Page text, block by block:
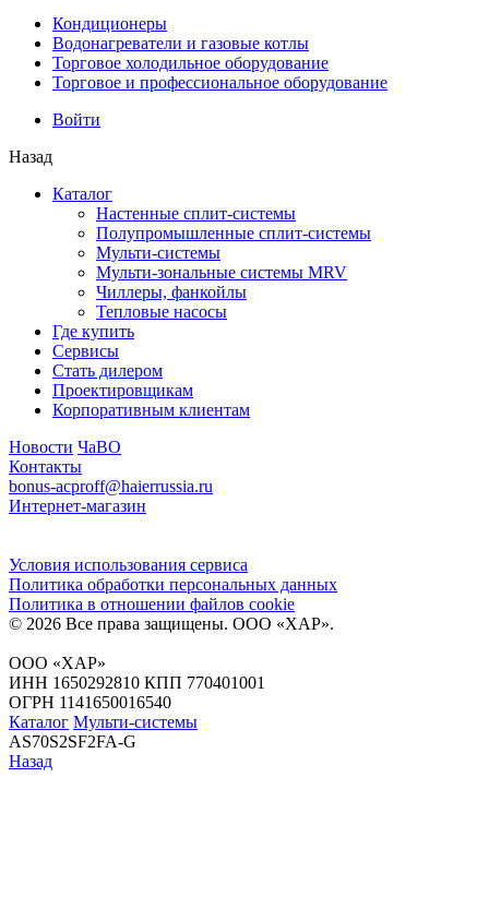
Кондиционеры
Водонагреватели и газовые котлы
Торговое холодильное оборудование
Торговое и профессиональное оборудование
Войти
Назад
Каталог
Настенные сплит-системы
Полупромышленные сплит-системы
Мульти-системы
Мульти-зональные системы MRV
Чиллеры, фанкойлы
Тепловые насосы
Где купить
Сервисы
Стать дилером
Проектировщикам
Корпоративным клиентам
Новости ЧаВО
Контакты
bonus-acproff@haierrussia.ru
Интернет-магазин
Условия использования сервиса
Политика обработки персональных данных
Политика в отношении файлов сookie
© 2026 Все права защищены. ООО «ХАР».
ООО «ХАР»
ИНН 1650292810 КПП 770401001
ОГРН 1141650016540
Каталог Мульти-системы
AS70S2SF2FA-G
Назад